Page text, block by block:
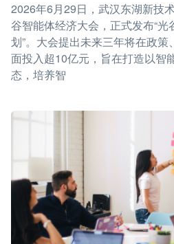
2026年6月29日，武汉东湖新技
谷智能体经济大会，正式发布“光
划”。大会提出未来三年将在政
面投入超10亿元，旨在打造以智
态，培养智